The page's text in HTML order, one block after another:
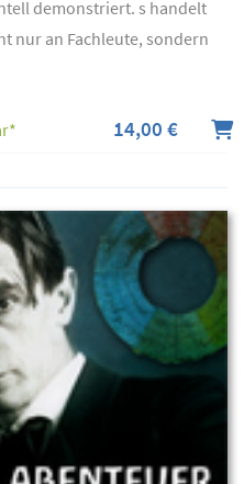
demonstriert. s handelt
nur an Fachleute, sondern
14,00 €